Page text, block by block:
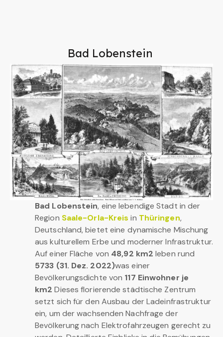
Bad Lobenstein
Bad Lobenstein, eine lebendige Stadt in der
Region Saale-Orla-Kreis in Thüringen,
Deutschland, bietet eine dynamische Mischung
aus kulturellem Erbe und moderner Infrastruktur.
Auf einer Fläche von 48,92 km2 leben rund
5733 (31. Dez. 2022)was einer
Bevölkerungsdichte von 117 Einwohner je
km2 Dieses florierende städtische Zentrum
setzt sich für den Ausbau der Ladeinfrastruktur
ein, um der wachsenden Nachfrage der
Bevölkerung nach Elektrofahrzeugen gerecht zu